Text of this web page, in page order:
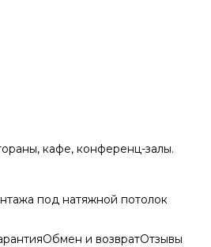
кафе, конференц-залы.
под натяжной потолок
Обмен и возвратОтзывы